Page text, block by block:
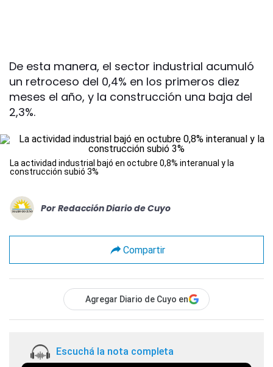
De esta manera, el sector industrial acumuló
un retroceso del 0,4% en los primeros diez
meses el año, y la construcción una baja del
2,3%.
La actividad industrial bajó en octubre 0,8% interanual y la
construcción subió 3%
Por Redacción Diario de Cuyo
Compartir
Agregar Diario de Cuyo en
Escuchá la nota completa